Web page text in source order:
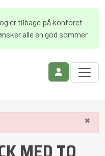
er tilbage på kontoret
alle en god sommer
×